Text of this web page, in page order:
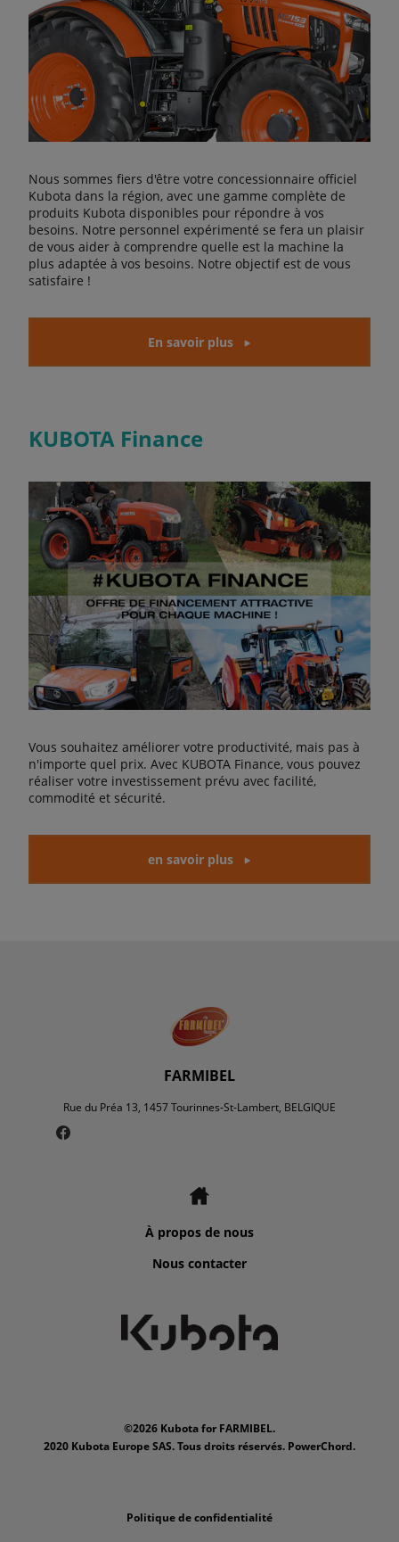
Nous sommes fiers d'être votre concessionnaire officiel
Kubota dans la région, avec une gamme complète de
produits Kubota disponibles pour répondre à vos
besoins. Notre personnel expérimenté se fera un plaisir
de vous aider à comprendre quelle est la machine la
plus adaptée à vos besoins. Notre objectif est de vous
satisfaire !
En savoir plus
KUBOTA Finance
Vous souhaitez améliorer votre productivité, mais pas à
n'importe quel prix. Avec KUBOTA Finance, vous pouvez
réaliser votre investissement prévu avec facilité,
commodité et sécurité.
en savoir plus
FARMIBEL
Rue du Préa 13, 1457 Tourinnes-St-Lambert, BELGIQUE
À propos de nous
Nous contacter
©2026 Kubota for FARMIBEL.
2020 Kubota Europe SAS. Tous droits réservés. PowerChord.
Politique de confidentialité